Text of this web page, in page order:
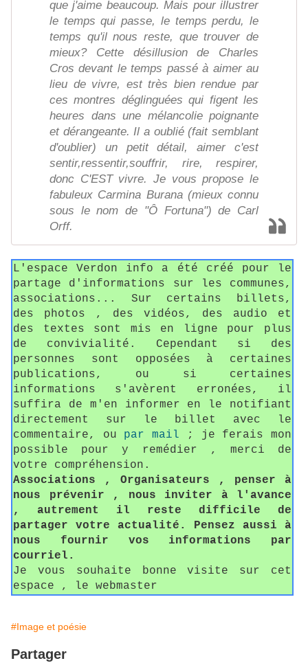
que j'aime beaucoup. Mais pour illustrer
le temps qui passe, le temps perdu, le
temps qu'il nous reste, que trouver de
mieux? Cette désillusion de Charles
Cros devant le temps passé à aimer au
lieu de vivre, est très bien rendue par
ces montres déglinguées qui figent les
heures dans une mélancolie poignante
et dérangeante. Il a oublié (fait semblant
d'oublier) un petit détail, aimer c'est
sentir,ressentir,souffrir, rire, respirer,
donc C'EST vivre. Je vous propose le
fabuleux Carmina Burana (mieux connu
sous le nom de "Ô Fortuna") de Carl
Orff.
L'espace Verdon info a été créé pour le
partage d'informations sur les communes,
associations... Sur certains billets,
des photos , des vidéos, des audio et
des textes sont mis en ligne pour plus
de convivialité. Cependant si des
personnes sont opposées à certaines
publications, ou si certaines
informations s'avèrent erronées, il
suffira de m'en informer en le notifiant
directement sur le billet avec le
commentaire, ou par mail ; je ferais mon
possible pour y remédier , merci de
votre compréhension.
Associations , Organisateurs , penser à
nous prévenir , nous inviter à l'avance
, autrement il reste difficile de
partager votre actualité. Pensez aussi à
nous fournir vos informations par
courriel.
Je vous souhaite bonne visite sur cet
espace , le webmaster
#Image et poésie
Partager